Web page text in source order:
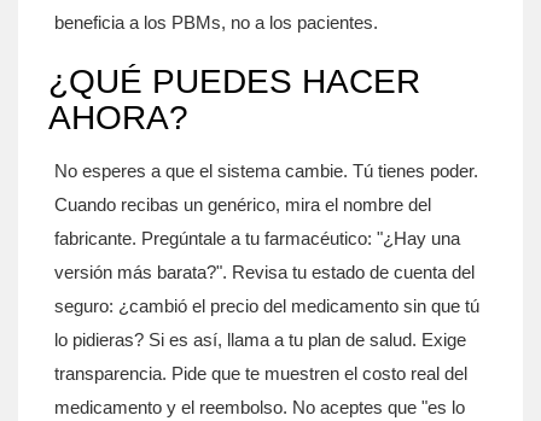
beneficia a los PBMs, no a los pacientes.
¿QUÉ PUEDES HACER
AHORA?
No esperes a que el sistema cambie. Tú tienes poder.
Cuando recibas un genérico, mira el nombre del
fabricante. Pregúntale a tu farmacéutico: "¿Hay una
versión más barata?". Revisa tu estado de cuenta del
seguro: ¿cambió el precio del medicamento sin que tú
lo pidieras? Si es así, llama a tu plan de salud. Exige
transparencia. Pide que te muestren el costo real del
medicamento y el reembolso. No aceptes que "es lo